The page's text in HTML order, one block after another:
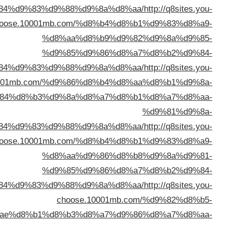
choose.10001mb.com/
choose.10001mb.com/
choose.10001mb.com/